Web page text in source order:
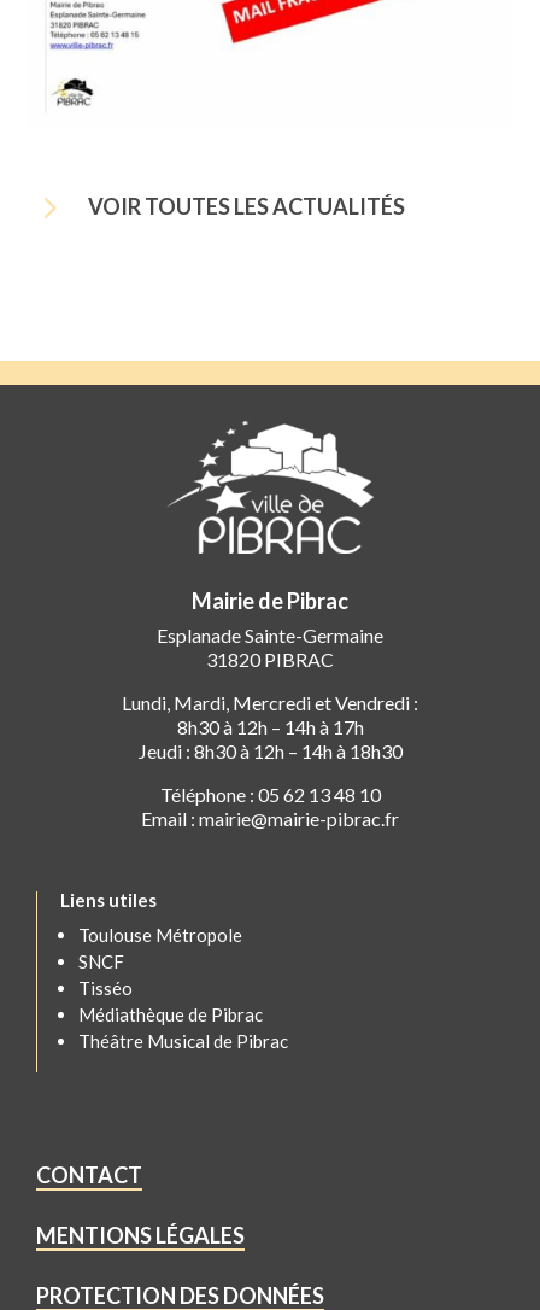
5 VOIR TOUTES LES ACTUALITÉS
Mairie de Pibrac
Esplanade Sainte-Germaine
31820 PIBRAC
Lundi, Mardi, Mercredi et Vendredi :
8h30 à 12h – 14h à 17h
Jeudi : 8h30 à 12h – 14h à 18h30
Téléphone : 05 62 13 48 10
Email : mairie@mairie-pibrac.fr
Liens utiles
Toulouse Métropole
SNCF
Tisséo
Médiathèque de Pibrac
Théâtre Musical de Pibrac
CONTACT
MENTIONS LÉGALES
PROTECTION DES DONNÉES